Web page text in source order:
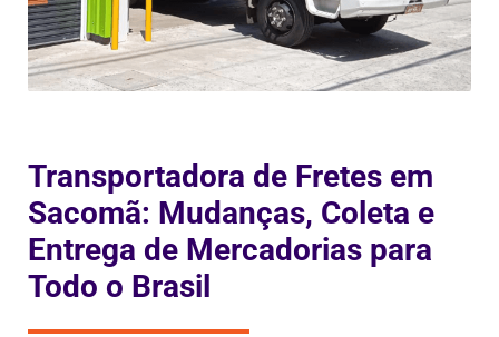
Transportadora de Fretes em
Sacomã: Mudanças, Coleta e
Entrega de Mercadorias para
Todo o Brasil